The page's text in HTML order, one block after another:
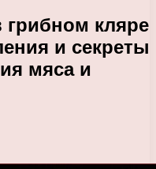
кляре
и секреты
мяса и